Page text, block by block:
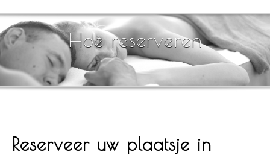
Cadeaubon
Arrangementen
Fotogalerij
Hoe reserveren
Reserveer uw plaatsje in